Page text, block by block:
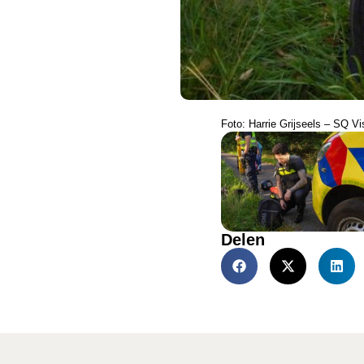
Foto: Harrie Grijseels – SQ
Delen